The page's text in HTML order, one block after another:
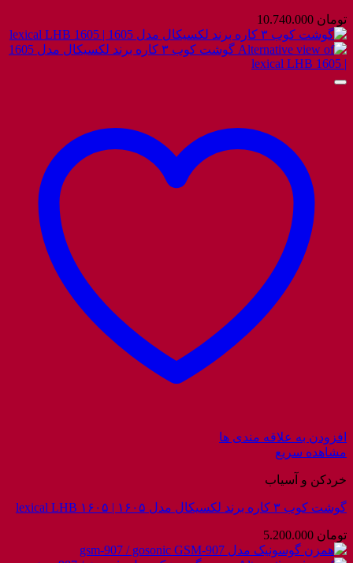
تومان
افزودن به علاقه مندی ها
مشاهده سریع
خردکن و آسیاب
گوشت کوب ۳ کاره برند لکسیکال مدل ۱۶۰۵ | lexical LHB ۱۶۰۵
تومان